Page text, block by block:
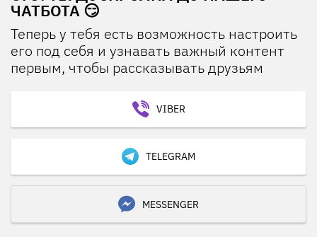
ЧАТБОТА 😏
Теперь у тебя есть возможность настроить
его под себя и узнавать важный контент
первым, чтобы рассказывать друзьям
VIBER
TELEGRAM
MESSENGER